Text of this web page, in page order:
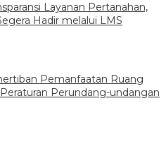
Layanan Pertanahan,
Hadir melalui LMS
Pemanfaatan Ruang
Perundang-undangan